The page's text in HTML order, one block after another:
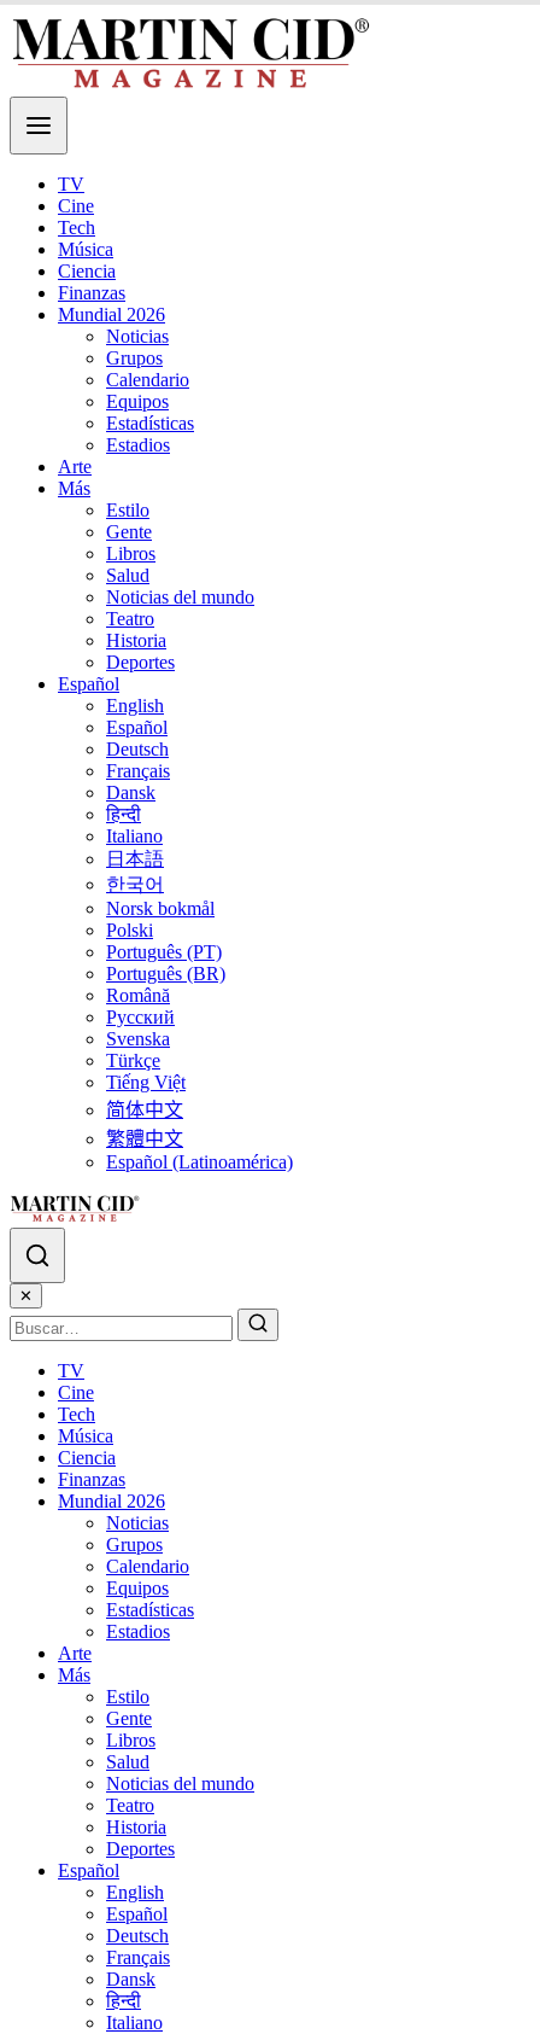
TV
Cine
Tech
Música
Ciencia
Finanzas
Mundial 2026
Noticias
Grupos
Calendario
Equipos
Estadísticas
Estadios
Arte
Más
Estilo
Gente
Libros
Salud
Noticias del mundo
Teatro
Historia
Deportes
Español
English
Español
Deutsch
Français
Dansk
हिन्दी
Italiano
日本語
한국어
Norsk bokmål
Polski
Português (PT)
Português (BR)
Română
Русский
Svenska
Türkçe
Tiếng Việt
简体中文
繁體中文
Español (Latinoamérica)
✕
TV
Cine
Tech
Música
Ciencia
Finanzas
Mundial 2026
Noticias
Grupos
Calendario
Equipos
Estadísticas
Estadios
Arte
Más
Estilo
Gente
Libros
Salud
Noticias del mundo
Teatro
Historia
Deportes
Español
English
Español
Deutsch
Français
Dansk
हिन्दी
Italiano